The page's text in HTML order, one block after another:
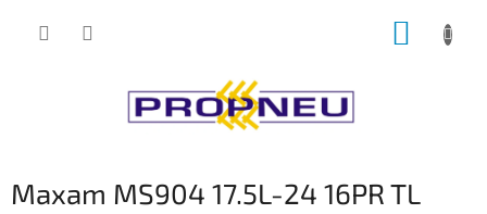
Maxam MS904 17.5L-24 16PR TL